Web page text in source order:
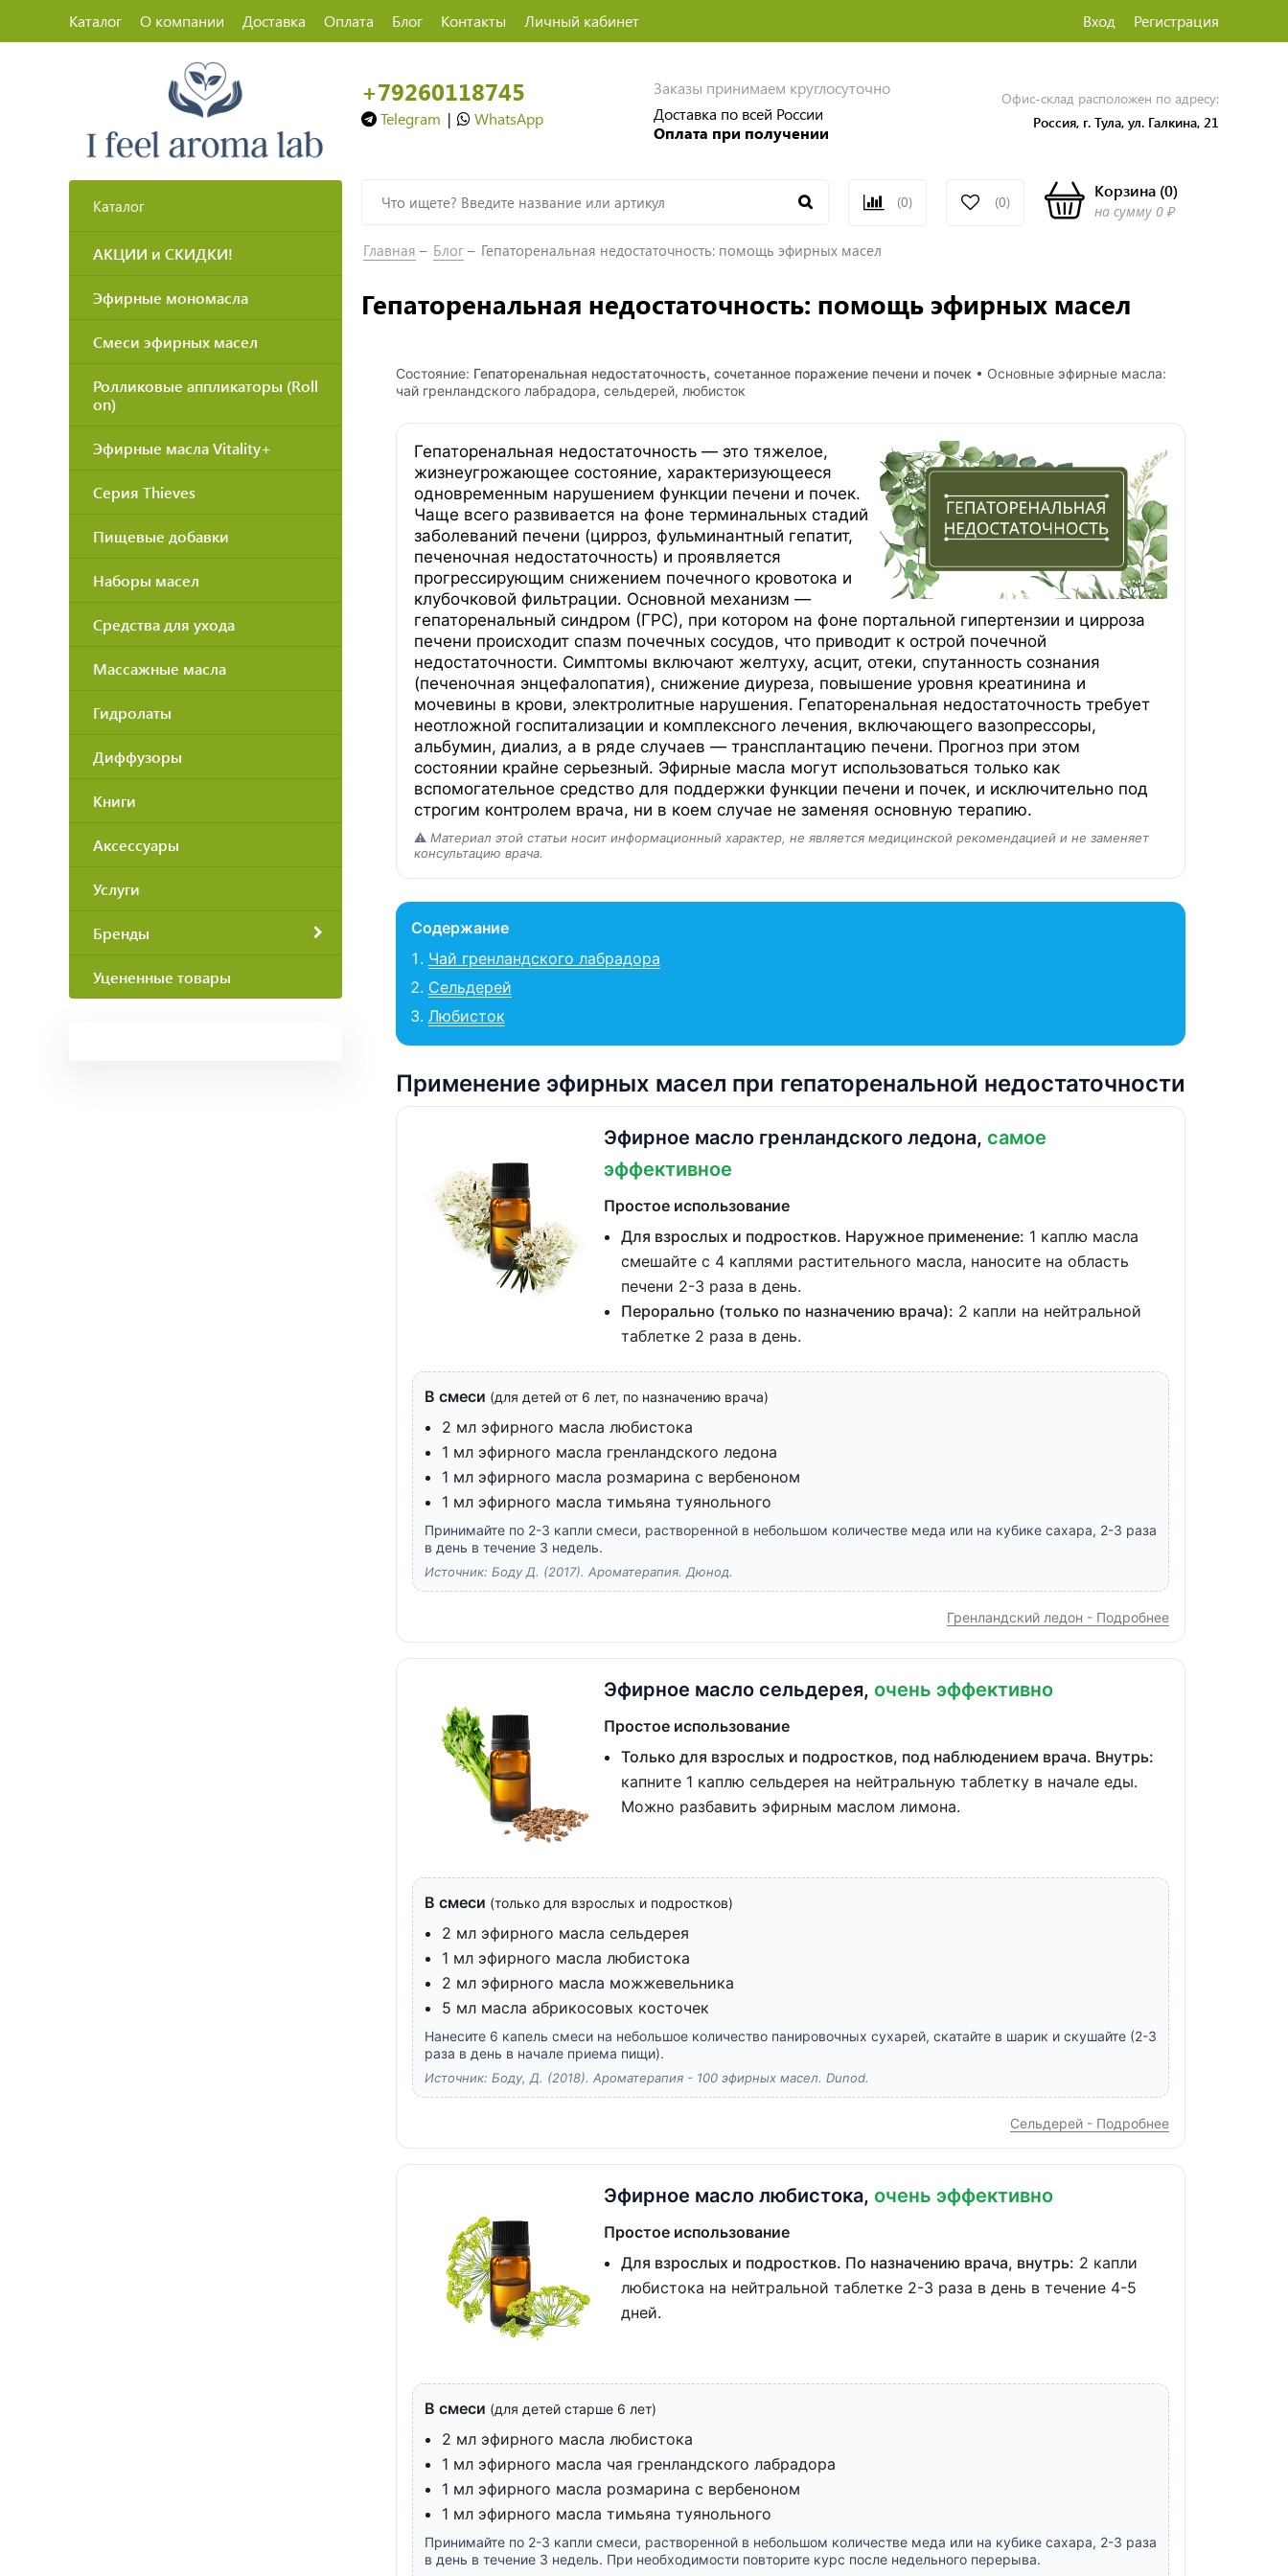
Каталог О компании Доставка Оплата Блог Контакты Личный кабинет Вход Регистрация
+79260118745
Telegram | WhatsApp
Заказы принимаем круглосуточно
Доставка по всей России
Оплата при получении
Офис-склад расположен по адресу:
Россия, г. Тула, ул. Галкина, 21
(0) (0)
Корзина(0)
на сумму 0 ₽
Каталог
АКЦИИ и СКИДКИ!
Эфирные мономасла
Смеси эфирных масел
Ролликовые аппликаторы (Roll
on)
Эфирные масла Vitality+
Серия Thieves
Пищевые добавки
Наборы масел
Средства для ухода
Массажные масла
Гидролаты
Диффузоры
Книги
Аксессуары
Услуги
Бренды
Уцененные товары
Главная Блог Гепаторенальная недостаточность: помощь эфирных масел
Гепаторенальная недостаточность: помощь эфирных масел
Состояние: Гепаторенальная недостаточность, сочетанное поражение печени и почек• Основные эфирные масла:
чай гренландского лабрадора, сельдерей, любисток
Гепаторенальная недостаточность — это тяжелое,
жизнеугрожающее состояние, характеризующееся
одновременным нарушением функции печени и почек.
Чаще всего развивается на фоне терминальных стадий
заболеваний печени (цирроз, фульминантный гепатит,
печеночная недостаточность) и проявляется
прогрессирующим снижением почечного кровотока и
клубочковой фильтрации. Основной механизм —
гепаторенальный синдром (ГРС), при котором на фоне портальной гипертензии и цирроза
печени происходит спазм почечных сосудов, что приводит к острой почечной
недостаточности. Симптомы включают желтуху, асцит, отеки, спутанность сознания
(печеночная энцефалопатия), снижение диуреза, повышение уровня креатинина и
мочевины в крови, электролитные нарушения. Гепаторенальная недостаточность требует
неотложной госпитализации и комплексного лечения, включающего вазопрессоры,
альбумин, диализ, а в ряде случаев — трансплантацию печени. Прогноз при этом
состоянии крайне серьезный. Эфирные масла могут использоваться только как
вспомогательное средство для поддержки функции печени и почек, и исключительно под
строгим контролем врача, ни в коем случае не заменяя основную терапию.
⚠️ Материал этой статьи носит информационный характер, не является медицинской рекомендацией и не заменяет
консультацию врача.
Содержание
Чай гренландского лабрадора
Сельдерей
Любисток
Применение эфирных масел при гепаторенальной недостаточности
Эфирное масло гренландского ледона, самое
эффективное
Простое использование
Для взрослых и подростков. Наружное применение: 1 каплю масла
смешайте с 4 каплями растительного масла, наносите на область
печени 2-3 раза в день.
Перорально (только по назначению врача): 2 капли на нейтральной
таблетке 2 раза в день.
В смеси (для детей от 6 лет, по назначению врача)
2 мл эфирного масла любистока
1 мл эфирного масла гренландского ледона
1 мл эфирного масла розмарина с вербеноном
1 мл эфирного масла тимьяна туянольного
Принимайте по 2-3 капли смеси, растворенной в небольшом количестве меда или на кубике сахара, 2-3 раза
в день в течение 3 недель.
Источник: Боду Д. (2017). Ароматерапия. Дюнод.
Гренландский ледон - Подробнее
Эфирное масло сельдерея, очень эффективно
Простое использование
Только для взрослых и подростков, под наблюдением врача. Внутрь:
капните 1 каплю сельдерея на нейтральную таблетку в начале еды.
Можно разбавить эфирным маслом лимона.
В смеси (только для взрослых и подростков)
2 мл эфирного масла сельдерея
1 мл эфирного масла любистока
2 мл эфирного масла можжевельника
5 мл масла абрикосовых косточек
Нанесите 6 капель смеси на небольшое количество панировочных сухарей, скатайте в шарик и скушайте (2-3
раза в день в начале приема пищи).
Источник: Боду, Д. (2018). Ароматерапия - 100 эфирных масел. Dunod.
Сельдерей - Подробнее
Эфирное масло любистока, очень эффективно
Простое использование
Для взрослых и подростков. По назначению врача, внутрь: 2 капли
любистока на нейтральной таблетке 2-3 раза в день в течение 4-5
дней.
В смеси (для детей старше 6 лет)
2 мл эфирного масла любистока
1 мл эфирного масла чая гренландского лабрадора
1 мл эфирного масла розмарина с вербеноном
1 мл эфирного масла тимьяна туянольного
Принимайте по 2-3 капли смеси, растворенной в небольшом количестве меда или на кубике сахара, 2-3 раза
в день в течение 3 недель. При необходимости повторите курс после недельного перерыва.